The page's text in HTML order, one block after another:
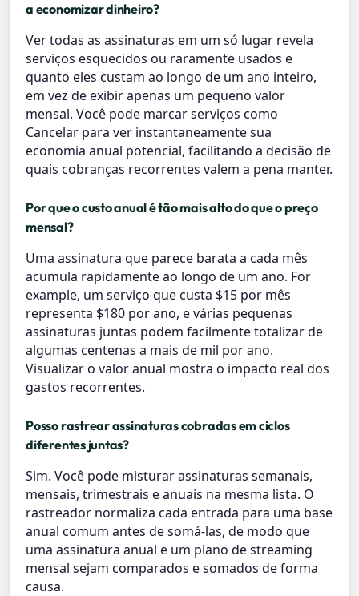
a economizar dinheiro?
Ver todas as assinaturas em um só lugar revela
serviços esquecidos ou raramente usados e
quanto eles custam ao longo de um ano inteiro,
em vez de exibir apenas um pequeno valor
mensal. Você pode marcar serviços como
Cancelar para ver instantaneamente sua
economia anual potencial, facilitando a decisão de
quais cobranças recorrentes valem a pena manter.
Por que o custo anual é tão mais alto do que o preço
mensal?
Uma assinatura que parece barata a cada mês
acumula rapidamente ao longo de um ano. For
example, um serviço que custa $15 por mês
representa $180 por ano, e várias pequenas
assinaturas juntas podem facilmente totalizar de
algumas centenas a mais de mil por ano.
Visualizar o valor anual mostra o impacto real dos
gastos recorrentes.
Posso rastrear assinaturas cobradas em ciclos
diferentes juntas?
Sim. Você pode misturar assinaturas semanais,
mensais, trimestrais e anuais na mesma lista. O
rastreador normaliza cada entrada para uma base
anual comum antes de somá-las, de modo que
uma assinatura anual e um plano de streaming
mensal sejam comparados e somados de forma
causa.